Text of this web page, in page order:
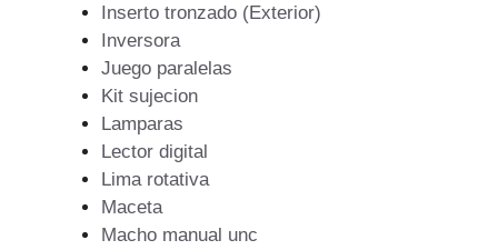
Inserto tronzado (Exterior)
Inversora
Juego paralelas
Kit sujecion
Lamparas
Lector digital
Lima rotativa
Maceta
Macho manual unc